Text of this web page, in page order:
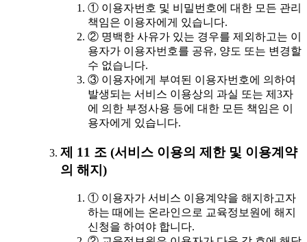
① 이용자번호 및 비밀번호에 대한 모든 관리
책임은 이용자에게 있습니다.
② 명백한 사유가 있는 경우를 제외하고는 이
용자가 이용자번호를 공유, 양도 또는 변경할
수 없습니다.
③ 이용자에게 부여된 이용자번호에 의하여
발생되는 서비스 이용상의 과실 또는 제3자
에 의한 부정사용 등에 대한 모든 책임은 이
용자에게 있습니다.
제 11 조 (서비스 이용의 제한 및 이용계약
의 해지)
① 이용자가 서비스 이용계약을 해지하고자
하는 때에는 온라인으로 교육정보원에 해지
신청을 하여야 합니다.